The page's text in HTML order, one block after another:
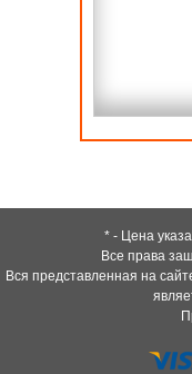
* - Цена
Все права
Вся представленная на